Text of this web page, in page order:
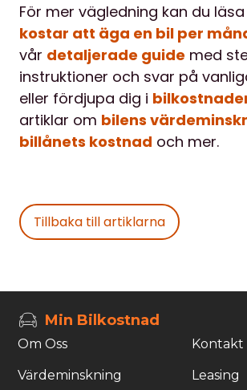
För mer vägledning kan du läsa
kostar att äga en bil per
vår detaljerade guide med
instruktioner och svar på
eller fördjupa dig i
artiklar om bilens
billånets kostnad och mer.
Tillbaka till artiklarna
Min Bilkostnad
Om Oss Kontakt
Värdeminskning Leasing